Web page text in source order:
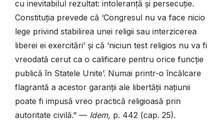
cu inevitabilul rezultat: intoleranță și persecuție.
Constituția prevede că ‘Congresul nu va face nicio
lege privind stabilirea unei religii sau interzicerea
liberei ei exercitări’ și că ‘niciun test religios nu va fi
vreodată cerut ca o calificare pentru orice funcție
publică în Statele Unite’. Numai printr-o încălcare
flagrantă a acestor garanții ale libertății națiunii
poate fi impusă vreo practică religioasă prin
autoritate civilă.” — Idem, p. 442 (cap. 25).